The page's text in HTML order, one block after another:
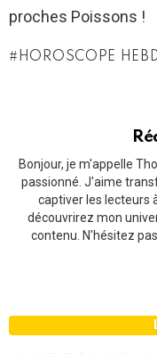
proches Poissons !
HOROSCOPE
Bonjour, je m'appelle
passionné. J'aime
captiver les lecteurs
découvrirez mon
contenu. N'hésitez